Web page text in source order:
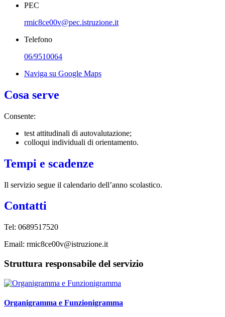
PEC
rmic8ce00v@pec.istruzione.it
Telefono
06/9510064
Naviga su Google Maps
Cosa serve
Consente:
test attitudinali di autovalutazione;
colloqui individuali di orientamento.
Tempi e scadenze
Il servizio segue il calendario dell’anno scolastico.
Contatti
Tel: 0689517520
Email: rmic8ce00v@istruzione.it
Struttura responsabile del servizio
Organigramma e Funzionigramma